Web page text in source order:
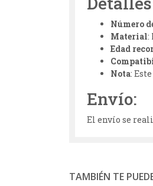
Número
Material:
Edad
Nota:
Envío:
El envío se
TAMBIÉN TE